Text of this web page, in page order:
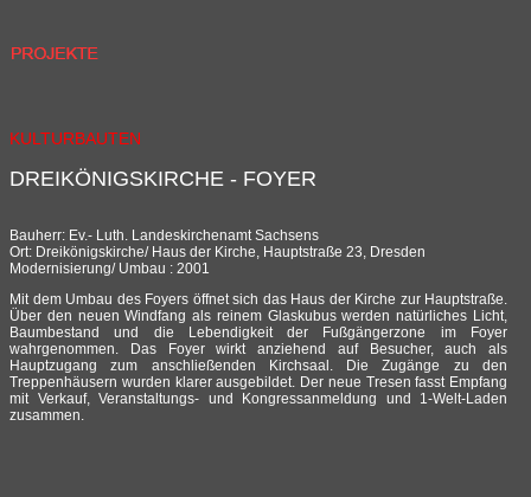
KULTURBAUTEN
DREIKÖNIGSKIRCHE - FOYER
Bauherr: Ev.- Luth. Landeskirchenamt Sachsens
Ort: Dreikönigskirche/ Haus der Kirche, Hauptstraße 23, Dresden
Modernisierung/ Umbau : 2001
Mit dem Umbau des Foyers öffnet sich das Haus der Kirche zur Hauptstraße.
Über den neuen Windfang als reinem Glaskubus werden natürliches Licht,
Baumbestand und die Lebendigkeit der Fußgängerzone im Foyer
wahrgenommen. Das Foyer wirkt anziehend auf Besucher, auch als
Hauptzugang zum anschließenden Kirchsaal. Die Zugänge zu den
Treppenhäusern wurden klarer ausgebildet. Der neue Tresen fasst Empfang
mit Verkauf, Veranstaltungs- und Kongressanmeldung und 1-Welt-Laden
zusammen.